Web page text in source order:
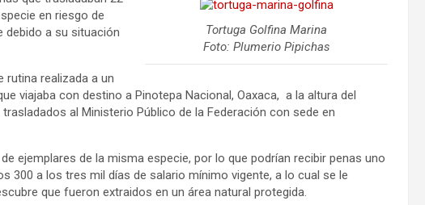
Tortuga Golfina Marina
Foto: Plumerio Pipichas
en riesgo de
debido a su situación
realizada a un
viajaba con destino a Pinotepa Nacional, Oaxaca, a la altura del
al Ministerio Público de la Federación con sede en
ejemplares de la misma especie, por lo que podrían recibir penas uno
300 a los tres mil días de salario mínimo vigente, a lo cual se le
que fueron extraidos en un área natural protegida.